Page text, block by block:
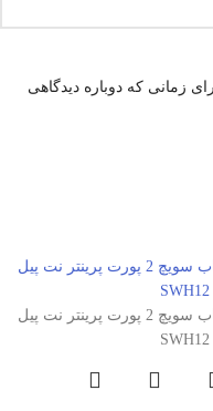
زمانی که دوباره دیدگاهی